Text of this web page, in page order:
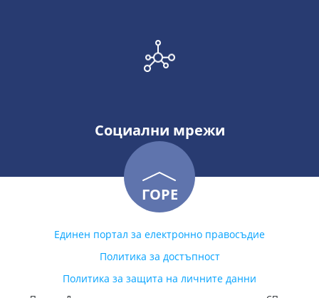
Социални мрежи
ГОРЕ
Единен портал за електронно правосъдие
Политика за достъпност
Политика за защита на личните данни